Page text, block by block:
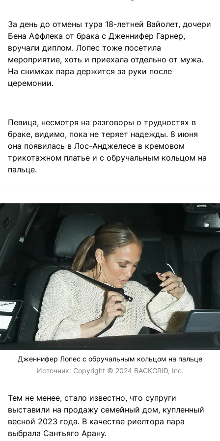
За день до отмены тура 18-летней Вайолет, дочери
Бена Аффлека от брака с Дженнифер Гарнер,
вручали диплом. Лопес тоже посетила
мероприятие, хоть и приехала отдельно от мужа.
На снимках пара держится за руки после
церемонии.
Певица, несмотря на разговоры о трудностях в
браке, видимо, пока не теряет надежды. 8 июня
она появилась в Лос-Анджелесе в кремовом
трикотажном платье и с обручальным кольцом на
пальце.
Дженнифер Лопес с обручальным кольцом на пальце
Источник: Copyright © 2024 BACKGRID, Inc.
Тем не менее, стало известно, что супруги
выставили на продажу семейный дом, купленный
весной 2023 года. В качестве риелтора пара
выбрала Сантьяго Арану.